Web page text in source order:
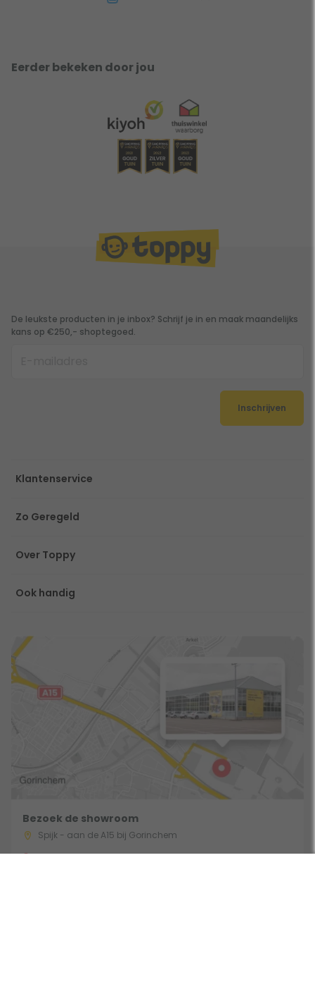
Eerder bekeken door jou
De leukste producten in je inbox? Schrijf je in en maak maandelijks
kans op €250,- shoptegoed.
Inschrijven
Klantenservice
Zo Geregeld
Over Toppy
Ook handig
Bezoek de showroom
Spijk - aan de A15 bij Gorinchem